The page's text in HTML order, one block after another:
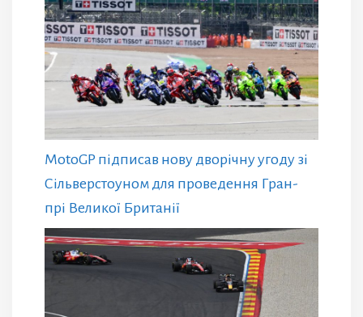
MotoGP підписав нову дворічну угоду зі
Сільверстоуном для проведення Гран-
прі Великої Британії